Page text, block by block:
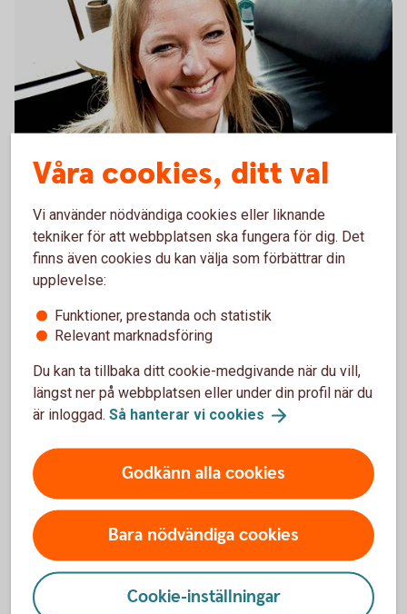
Nyckelkund
Vi har samlat det du behöver för dina
vardagliga bankärenden. Vi kallar det
Nyckelkund.
Rabatt på hemförsäkring och
bilförsäkring
Ingen uppläggningsavgift på bolån och
privatlån
Våra cookies, ditt val
Vi använder nödvändiga cookies eller liknande
tekniker för att webbplatsen ska fungera för dig. Det
finns även cookies du kan välja som förbättrar din
upplevelse:
Funktioner, prestanda och statistik
Relevant marknadsföring
Du kan ta tillbaka ditt cookie-medgivande när du vill,
längst ner på webbplatsen eller under din profil när du
är inloggad. Så hanterar vi cookies
Godkänn alla cookies
Bara nödvändiga cookies
Cookie-inställningar